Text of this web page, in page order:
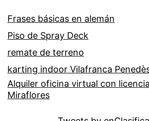
Frases básicas en alemán
Piso de Spray Deck
remate de terreno
karting indoor Vilafranca
Alquiler oficina virtual con
Miraflores